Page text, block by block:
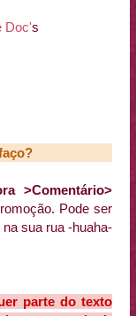
Doc's
>Comentário>
Pode ser
sua rua -huaha-
parte do texto